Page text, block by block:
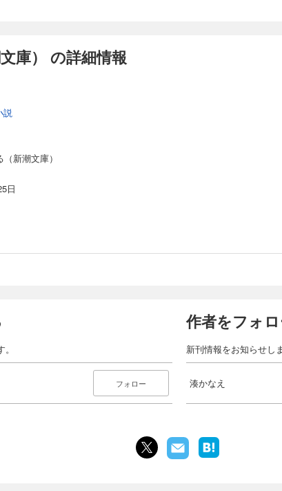
庫） の詳細情報
説
新潮文庫）
日
フォロー
作者をフォ
新刊情報をお知らせしま
湊かなえ